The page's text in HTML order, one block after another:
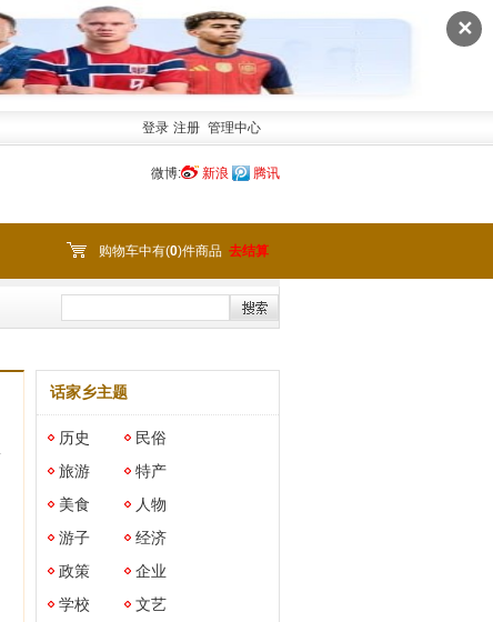
✕
登录 注册 管理中心
微博: 新浪 腾讯
购物车中有(0)件商品 去结算
话家乡主题
历史
民俗
旅游
特产
美食
人物
游子
经济
政策
企业
学校
文艺